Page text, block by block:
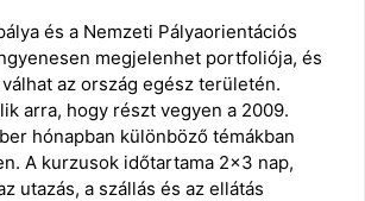
és a Nemzeti Pályaorientációs
megjelenhet portfoliója, és
az ország egész területén.
arra, hogy részt vegyen a 2009.
hónapban különböző témákban
A kurzusok időtartama 2×3 nap,
utazás, a szállás és az ellátás